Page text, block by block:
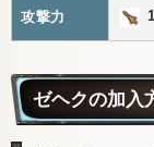
攻撃力
ゼヘクの加入